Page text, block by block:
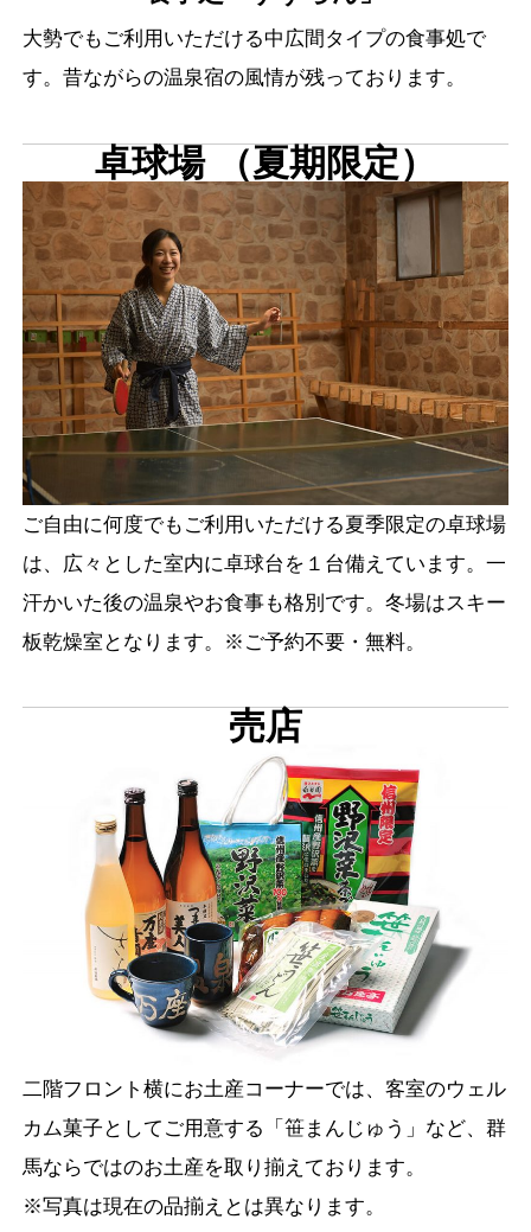
大勢でもご利用いただける中広間タイプの食事処で
す。昔ながらの温泉宿の風情が残っております。
卓球場 （夏期限定）
ご自由に何度でもご利用いただける夏季限定の卓球場
は、広々とした室内に卓球台を１台備えています。一
汗かいた後の温泉やお食事も格別です。冬場はスキー
板乾燥室となります。※ご予約不要・無料。
売店
二階フロント横にお土産コーナーでは、客室のウェル
カム菓子としてご用意する「笹まんじゅう」など、群
馬ならではのお土産を取り揃えております。
※写真は現在の品揃えとは異なります。